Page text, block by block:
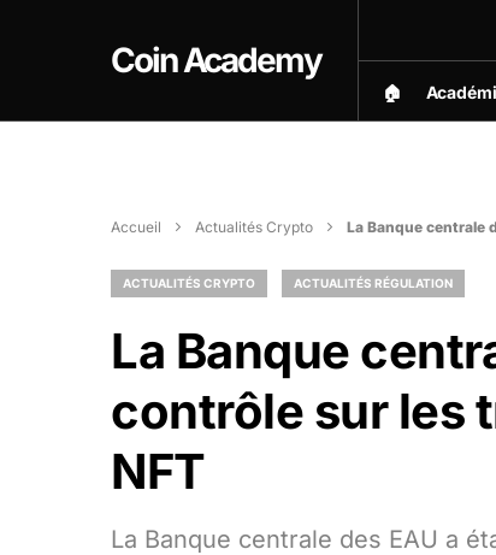
Coin Academy
🏠︎
Accueil Actualités Crypto La Banque centrale
ACTUALITÉS CRYPTO ACTUALITÉS RÉGULATION
La Banque
contrôle sur les
NFT
La Banque centrale des EAU a